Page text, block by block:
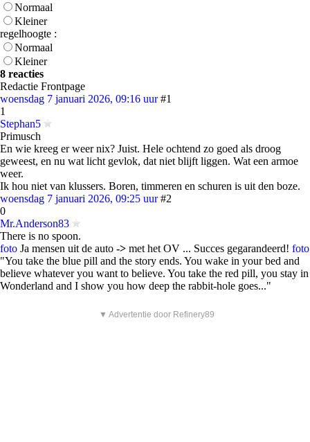
Normaal
Kleiner
regelhoogte :
Normaal
Kleiner
8 reacties
Redactie Frontpage
woensdag 7 januari 2026, 09:16 uur #1
1
Stephan5
Primusch
En wie kreeg er weer nix? Juist. Hele ochtend zo goed als droog
geweest, en nu wat licht gevlok, dat niet blijft liggen. Wat een armoe
weer.
Ik hou niet van klussers. Boren, timmeren en schuren is uit den boze.
woensdag 7 januari 2026, 09:25 uur #2
0
Mr.Anderson83
There is no spoon.
foto Ja mensen uit de auto -> met het OV ... Succes gegarandeerd! foto
"You take the blue pill and the story ends. You wake in your bed and
believe whatever you want to believe. You take the red pill, you stay in
Wonderland and I show you how deep the rabbit-hole goes..."
▼ Advertentie door Refinery89